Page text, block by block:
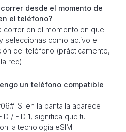
desde el momento de
el teléfono?
correr en el momento en que
seleccionas como activo el
del teléfono (prácticamente,
red).
un teléfono compatible
Si en la pantalla aparece
/ EID 1, significa que tu
la tecnología eSIM